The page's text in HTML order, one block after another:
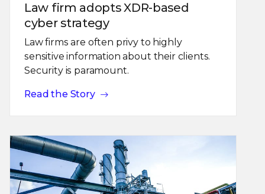
Law firm adopts XDR-based
cyber strategy
Law firms are often privy to highly
sensitive information about their clients.
Security is paramount.
Read the Story